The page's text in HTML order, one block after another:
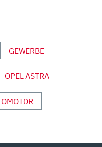
GEWERBE
OPEL ASTRA